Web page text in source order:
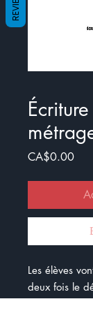
CA$0.00Price
Les élèves
deux fois le